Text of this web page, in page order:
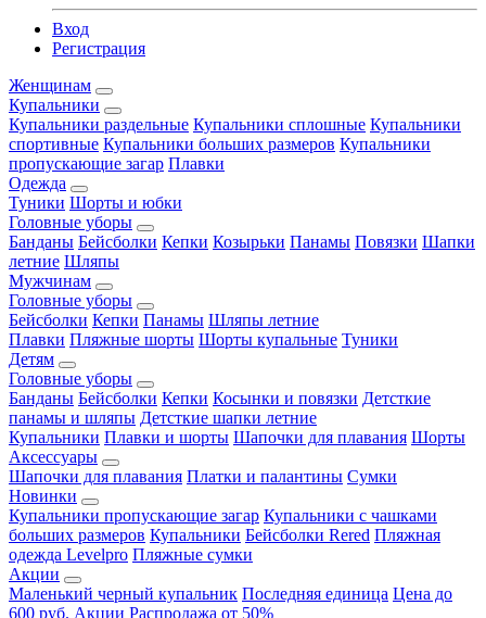
Вход
Регистрация
Женщинам
Купальники
Купальники раздельные Купальники сплошные Купальники
спортивные Купальники больших размеров Купальники
пропускающие загар Плавки
Одежда
Туники Шорты и юбки
Головные уборы
Банданы Бейсболки Кепки Козырьки Панамы Повязки Шапки
летние Шляпы
Мужчинам
Головные уборы
Бейсболки Кепки Панамы Шляпы летние
Плавки Пляжные шорты Шорты купальные Туники
Детям
Головные уборы
Банданы Бейсболки Кепки Косынки и повязки Детсткие
панамы и шляпы Детсткие шапки летние
Купальники Плавки и шорты Шапочки для плавания Шорты
Аксессуары
Шапочки для плавания Платки и палантины Сумки
Новинки
Купальники пропускающие загар Купальники с чашками
больших размеров Купальники Бейсболки Rered Пляжная
одежда Levelpro Пляжные сумки
Акции
Маленький черный купальник Последняя единица Цена до
600 руб. Акции Распродажа от 50%